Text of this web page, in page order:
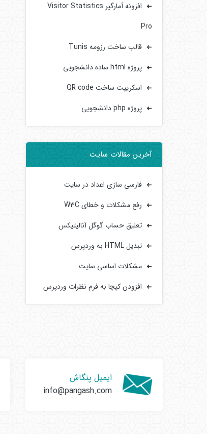
افزونه آمارگیر Visitor Statistics
Pro
قالب ساخت رزومه Tunis
پروژه html ساده دانشجویی
اسکریپت ساخت QR code
پروژه php دانشجویی
آخرین مقالات سایت
فارسی سازی اعداد در سایت
رفع مشکلات و خطای W3C
تعلیق حساب گوگل آنالیتیکس
تبدیل HTML به وردپرس
مشکلات اساسی سایت‌
افزودن کپچا به فرم‌ نظرات وردپرس
ایمیل پنگاش
info@pangash.com